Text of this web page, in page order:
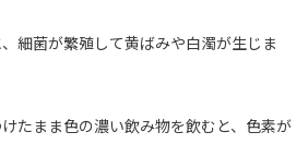
細菌が繁殖して黄ばみや白濁が生じま
たまま色の濃い飲み物を飲むと、色素が